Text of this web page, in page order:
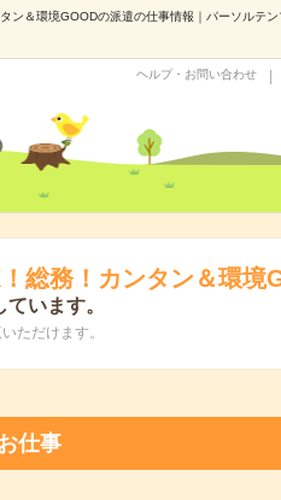
＆環境GOODの派遣の仕事情報｜パーソルテ
ヘルプ・お問い合わせ
総務！カンタン＆環境
います。
ただけます。
仕事